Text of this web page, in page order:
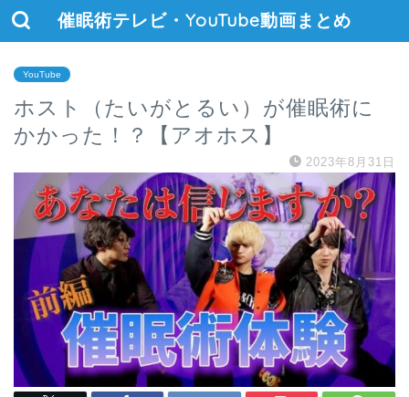
催眠術テレビ・YouTube動画まとめ
YouTube
ホスト（たいがとるい）が催眠術に
かかった！？【アオホス】
2023年8月31日